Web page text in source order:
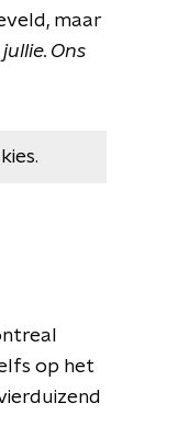
maar
Ons
op het